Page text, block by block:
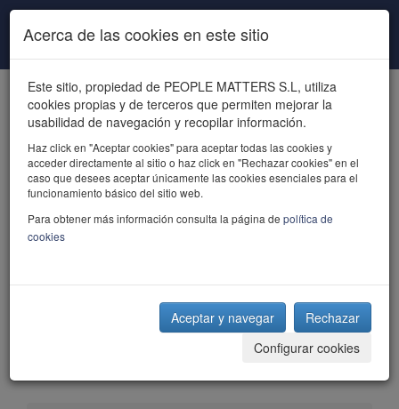
Pasar al contenido principal
powered by talent
Acerca de las cookies en este sitio
Este sitio, propiedad de PEOPLE MATTERS S.L, utiliza
cookies propias y de terceros que permiten mejorar la
usabilidad de navegación y recopilar información.
Haz click en "Aceptar cookies" para aceptar todas las cookies y
acceder directamente al sitio o haz click en "Rechazar cookies" en el
caso que desees aceptar únicamente las cookies esenciales para el
funcionamiento básico del sitio web.
Para obtener más información consulta la página de política de
cookies
Aceptar y navegar
Rechazar
Configurar cookies